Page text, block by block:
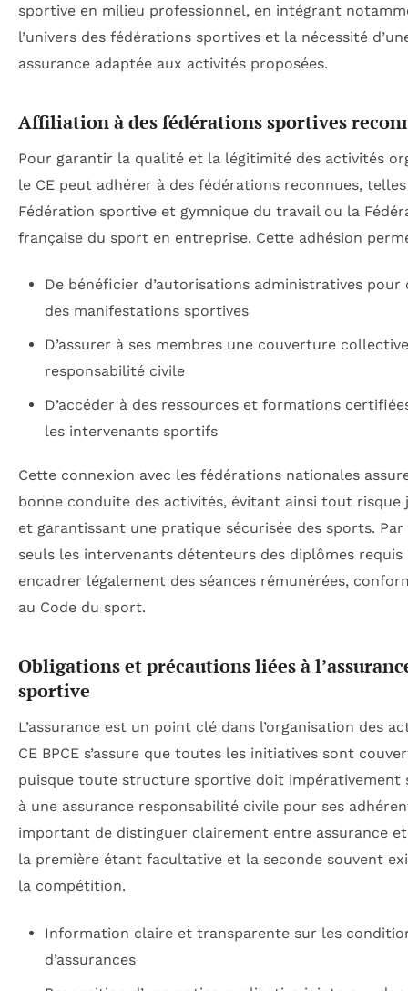
sportive en milieu professionnel, en intégrant
l’univers des fédérations sportives et la nécessité
assurance adaptée aux activités proposées.
Affiliation à des fédérations sportives
Pour garantir la qualité et la légitimité des activités
le CE peut adhérer à des fédérations reconnues,
Fédération sportive et gymnique du travail ou la
française du sport en entreprise. Cette adhésion
De bénéficier d’autorisations administratives pour
des manifestations sportives
D’assurer à ses membres une couverture
responsabilité civile
D’accéder à des ressources et formations
les intervenants sportifs
Cette connexion avec les fédérations nationales
bonne conduite des activités, évitant ainsi tout risque
et garantissant une pratique sécurisée des sports. Par
seuls les intervenants détenteurs des diplômes requis
encadrer légalement des séances rémunérées,
au Code du sport.
Obligations et précautions liées à
sportive
L’assurance est un point clé dans l’organisation des
CE BPCE s’assure que toutes les initiatives sont
puisque toute structure sportive doit impérativement
à une assurance responsabilité civile pour ses
important de distinguer clairement entre assurance
la première étant facultative et la seconde souvent
la compétition.
Information claire et transparente sur les
d’assurances